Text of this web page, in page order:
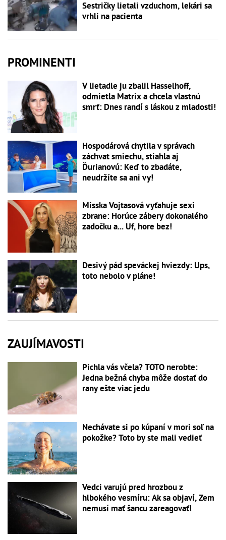
Sestričky lietali vzduchom, lekári sa
vrhli na pacienta
PROMINENTI
V lietadle ju zbalil Hasselhoff,
odmietla Matrix a chcela vlastnú
smrť: Dnes randí s láskou z mladosti!
Hospodárová chytila v správach
záchvat smiechu, stiahla aj
Ďurianovú: Keď to zbadáte,
neudržíte sa ani vy!
Misska Vojtasová vyťahuje sexi
zbrane: Horúce zábery dokonalého
zadočku a... Uf, hore bez!
Desivý pád speváckej hviezdy: Ups,
toto nebolo v pláne!
ZAUJÍMAVOSTI
Pichla vás včela? TOTO nerobte:
Jedna bežná chyba môže dostať do
rany ešte viac jedu
Nechávate si po kúpaní v mori soľ na
pokožke? Toto by ste mali vedieť
Vedci varujú pred hrozbou z
hlbokého vesmíru: Ak sa objaví, Zem
nemusí mať šancu zareagovať!